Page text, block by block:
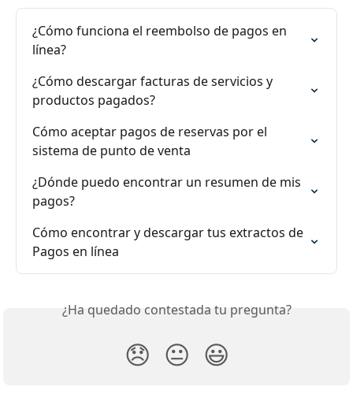
¿Cómo funciona el reembolso de pagos en
línea?
¿Cómo descargar facturas de servicios y
productos pagados?
Cómo aceptar pagos de reservas por el
sistema de punto de venta
¿Dónde puedo encontrar un resumen de mis
pagos?
Cómo encontrar y descargar tus extractos de
Pagos en línea
¿Ha quedado contestada tu pregunta?
😞 😐 😃